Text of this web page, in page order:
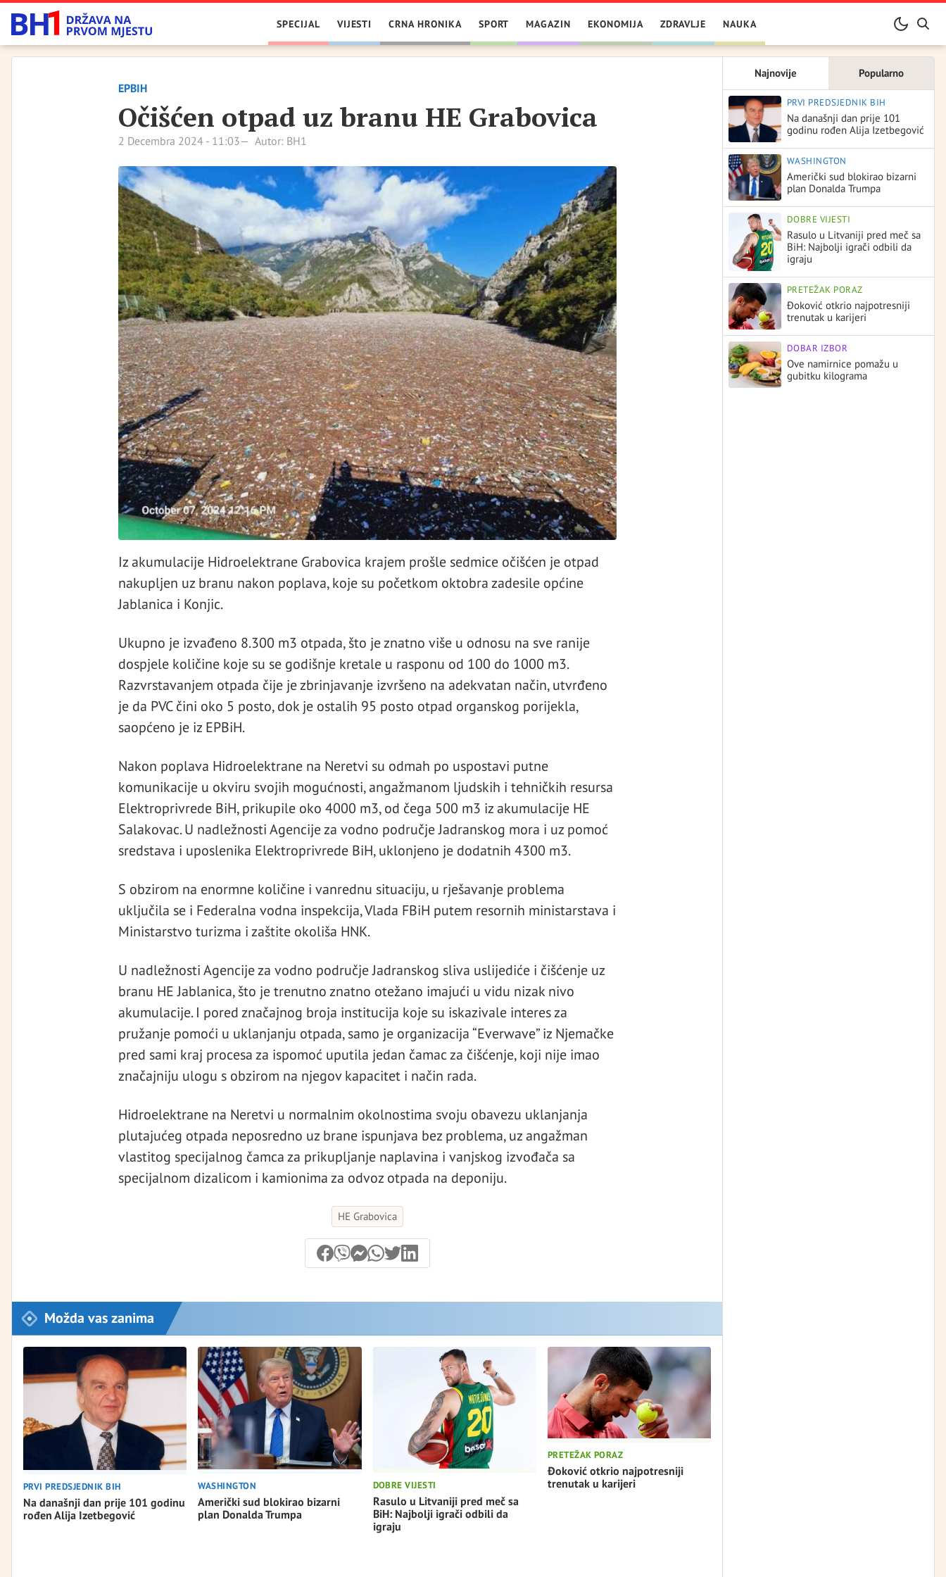
SPECIJAL VIJESTI CRNA HRONIKA SPORT MAGAZIN EKONOMIJA ZDRAVLJE NAUKA
EPBIH
Očišćen otpad uz branu HE Grabovica
2 Decembra 2024 - 11:03 Autor: BH1
Iz akumulacije Hidroelektrane Grabovica krajem prošle sedmice očišćen je otpad
nakupljen uz branu nakon poplava, koje su početkom oktobra zadesile općine
Jablanica i Konjic.
Ukupno je izvađeno 8.300 m3 otpada, što je znatno više u odnosu na sve ranije
dospjele količine koje su se godišnje kretale u rasponu od 100 do 1000 m3.
Razvrstavanjem otpada čije je zbrinjavanje izvršeno na adekvatan način, utvrđeno
je da PVC čini oko 5 posto, dok je ostalih 95 posto otpad organskog porijekla,
saopćeno je iz EPBiH.
Nakon poplava Hidroelektrane na Neretvi su odmah po uspostavi putne
komunikacije u okviru svojih mogućnosti, angažmanom ljudskih i tehničkih resursa
Elektroprivrede BiH, prikupile oko 4000 m3, od čega 500 m3 iz akumulacije HE
Salakovac. U nadležnosti Agencije za vodno područje Jadranskog mora i uz pomoć
sredstava i uposlenika Elektroprivrede BiH, uklonjeno je dodatnih 4300 m3.
S obzirom na enormne količine i vanrednu situaciju, u rješavanje problema
uključila se i Federalna vodna inspekcija, Vlada FBiH putem resornih ministarstava i
Ministarstvo turizma i zaštite okoliša HNK.
U nadležnosti Agencije za vodno područje Jadranskog sliva uslijediće i čišćenje uz
branu HE Jablanica, što je trenutno znatno otežano imajući u vidu nizak nivo
akumulacije. I pored značajnog broja institucija koje su iskazivale interes za
pružanje pomoći u uklanjanju otpada, samo je organizacija “Everwave” iz Njemačke
pred sami kraj procesa za ispomoć uputila jedan čamac za čišćenje, koji nije imao
značajniju ulogu s obzirom na njegov kapacitet i način rada.
Hidroelektrane na Neretvi u normalnim okolnostima svoju obavezu uklanjanja
plutajućeg otpada neposredno uz brane ispunjava bez problema, uz angažman
vlastitog specijalnog čamca za prikupljanje naplavina i vanjskog izvođača sa
specijalnom dizalicom i kamionima za odvoz otpada na deponiju.
HE Grabovica
Možda vas zanima
PRVI PREDSJEDNIK BIH
Na današnji dan prije 101 godinu
rođen Alija Izetbegović
WASHINGTON
Američki sud blokirao bizarni
plan Donalda Trumpa
DOBRE VIJESTI
Rasulo u Litvaniji pred meč sa
BiH: Najbolji igrači odbili da
igraju
PRETEŽAK PORAZ
Đoković otkrio najpotresniji
trenutak u karijeri
Najnovije Popularno
PRVI PREDSJEDNIK BIH
Na današnji dan prije 101
godinu rođen Alija Izetbegović
WASHINGTON
Američki sud blokirao bizarni
plan Donalda Trumpa
DOBRE VIJESTI
Rasulo u Litvaniji pred meč sa
BiH: Najbolji igrači odbili da
igraju
PRETEŽAK PORAZ
Đoković otkrio najpotresniji
trenutak u karijeri
DOBAR IZBOR
Ove namirnice pomažu u
gubitku kilograma